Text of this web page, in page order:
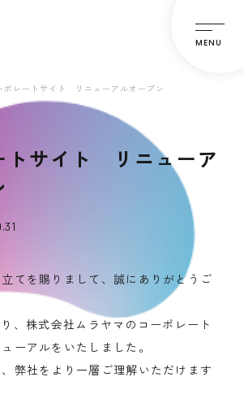
MENU
ポレートサイト リニューアルオープン
トサイト リニューア
てを賜りまして、誠にありがとうご
、株式会社ムラヤマのコーポレート
ーアルをいたしました。
弊社をより一層ご理解いただけます